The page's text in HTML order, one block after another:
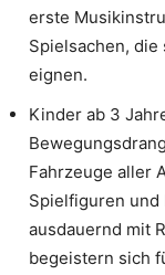
erste
Spielsachen,
eignen.
Kinder ab 3
Fahrzeuge aller
Spielfiguren und
ausdauernd mit
begeistern sich